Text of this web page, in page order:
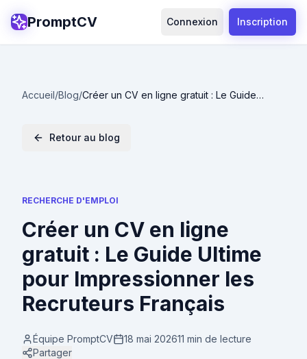
PromptCV Connexion Inscription
Accueil/Blog/Créer un CV en ligne gratuit : Le Guide
Retour au blog
RECHERCHE D'EMPLOI
Créer un CV en ligne
gratuit : Le Guide Ultime
pour Impressionner les
Recruteurs Français
Équipe PromptCV 18 mai 202611 min de lecture
Partager